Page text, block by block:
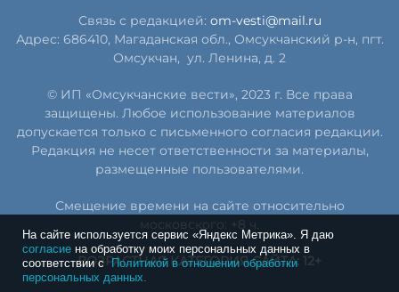
На сайте используется сервис «Яндекс Метрика». Я даю
согласие на обработку моих персональных данных в
соответствии сПолитикой в отношении обработки
персональных данных.
Связь с редакцией: om-vesti@mail.ru
Адрес: 686410, Магаданская обл., Омсукчанский р-н, пгт.
Омсукчан, ул. Ленина, д. 2
© ИП «Омсукчанские вести», 2023 г. Все права
защищены. Любое использование материалов
допускается только с письменного согласия редакции.
Редакция не несет ответственности за материалы,
размещенные пользователями.
Смещение времени на сайте относительно
московского: +8 ч.
ВОЗРАСТНАЯ КАТЕГОРИЯ САЙТА: 12+